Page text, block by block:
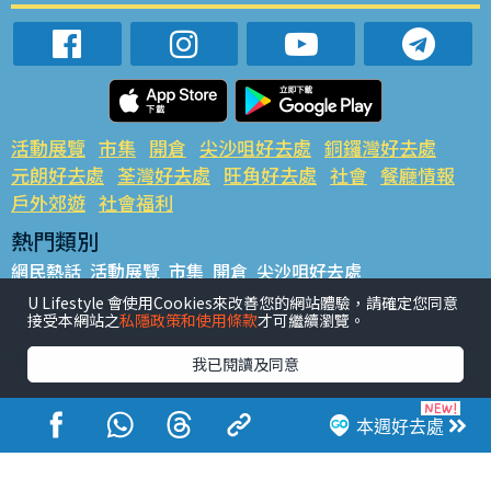
本週好去處
活動展覽 市集 開倉 尖沙咀好去處 銅鑼灣好去處
元朗好去處 荃灣好去處 旺角好去處 社會 餐廳情報
戶外郊遊 社會福利
熱門類別
網民熱話 活動展覽 市集 開倉 尖沙咀好去處
銅鑼灣好去處 元朗好去處 荃灣好去處 旺角好去處 社會
餐廳情報 戶外郊遊
熱門標籤
#UGO搵好去處 #人氣活動推介 #美食社群熱話
#親子玩樂好去處
#ULifestyle應用程式
#限時搶
#UJetso禮物放送
#ULifestyle商戶中心 #著數 #網絡熱話
U Lifestyle 會使用Cookies來改善您的網站體驗，請確定您同意
接受本網站之私隱政策和使用條款才可繼續瀏覽。
我已閱讀及同意